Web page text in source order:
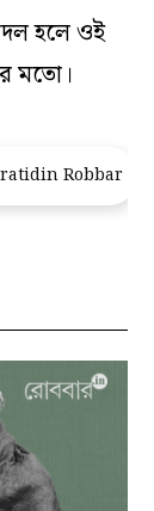
হলে ওই
মতো।
Robbar